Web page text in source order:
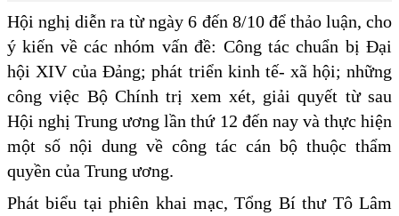
Hội nghị diễn ra từ ngày 6 đến 8/10 để thảo luận, cho
ý kiến về các nhóm vấn đề: Công tác chuẩn bị Đại
hội XIV của Đảng; phát triển kinh tế- xã hội; những
công việc Bộ Chính trị xem xét, giải quyết từ sau
Hội nghị Trung ương lần thứ 12 đến nay và thực hiện
một số nội dung về công tác cán bộ thuộc thẩm
quyền của Trung ương.
Phát biểu tại phiên khai mạc, Tổng Bí thư Tô Lâm